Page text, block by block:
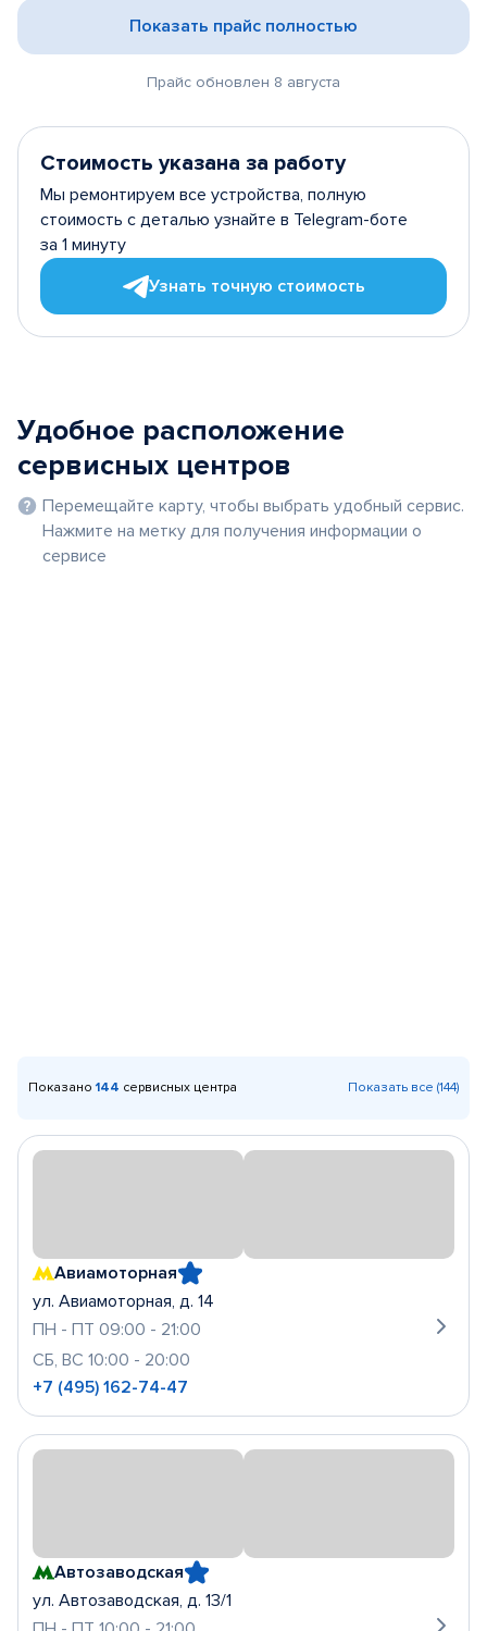
Показать прайс полностью
Прайс обновлен 8 августа
Стоимость указана за работу
Мы ремонтируем все устройства, полную
стоимость с деталью узнайте в Telegram-боте
за 1 минуту
Узнать точную стоимость
Удобное расположение
сервисных центров
Перемещайте карту, чтобы выбрать удобный сервис.
Нажмите на метку для получения информации о
сервисе
Показано 144 сервисных центра Показать все (144)
Авиамоторная
ул. Авиамоторная, д. 14
ПН - ПТ 09:00 - 21:00
СБ, ВС 10:00 - 20:00
+7 (495) 162-74-47
Автозаводская
ул. Автозаводская, д. 13/1